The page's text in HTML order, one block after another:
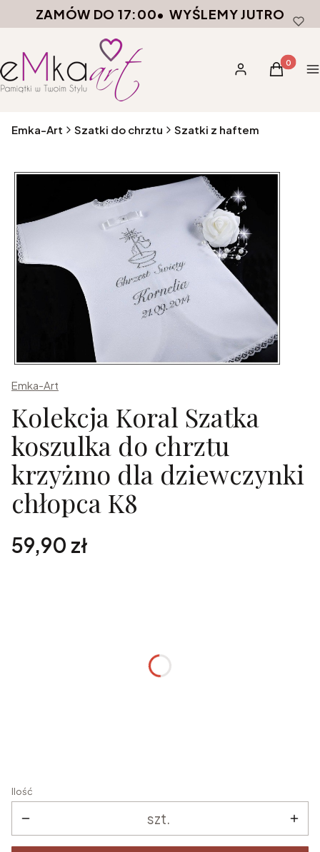
ZAMÓW DO 17:00• WYŚLEMY JUTRO
Zaloguj sięProdukty
Koszyk
Emka-Art Szatki do chrztu Szatki z haftem
Emka-Art
Kolekcja Koral Szatka
koszulka do chrztu
krzyżmo dla dziewczynki
chłopca K8
Cena
59,90 zł
Ilość
szt.